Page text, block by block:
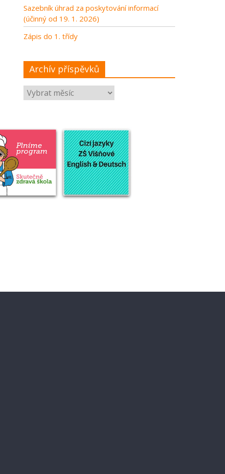
Sazebník úhrad za poskytování informací
(účinný od 19. 1. 2026)
Zápis do 1. třídy
Archív příspěvků